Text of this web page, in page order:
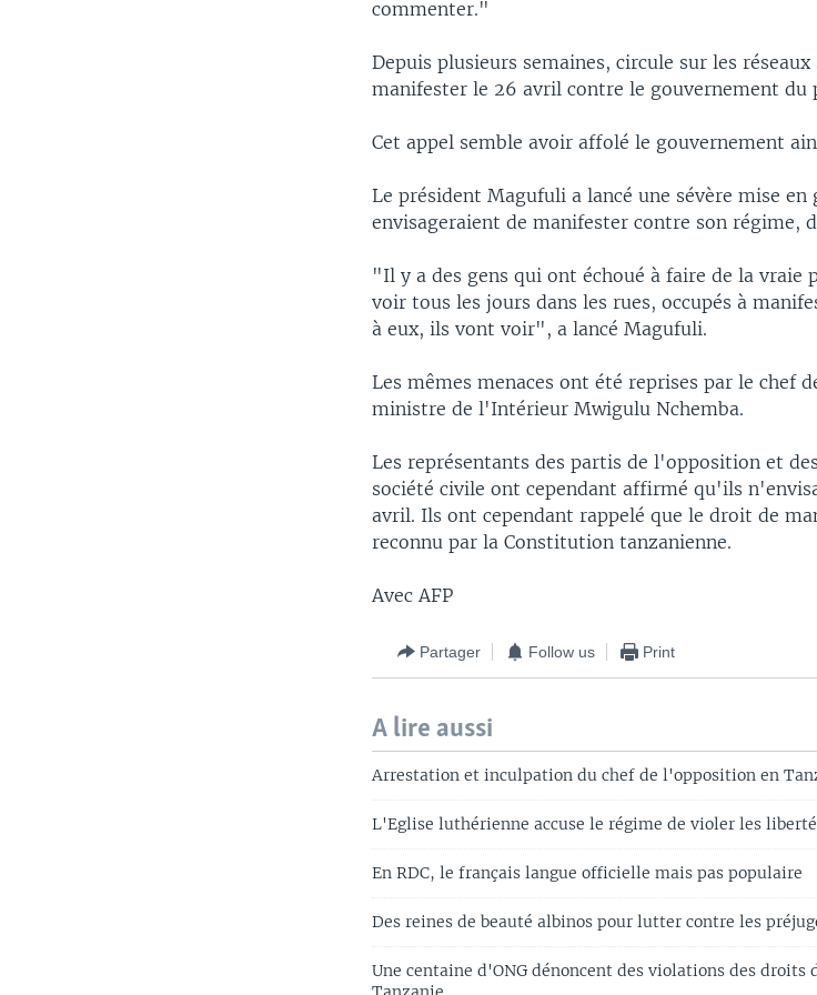
commenter."
Depuis plusieurs semaines, circule sur les
manifester le 26 avril contre le gouvernement du
Cet appel semble avoir affolé le gouvernement
Le président Magufuli a lancé une sévère mise
envisageraient de manifester contre son régime,
"Il y a des gens qui ont échoué à faire de la
voir tous les jours dans les rues, occupés à
à eux, ils vont voir", a lancé Magufuli.
Les mêmes menaces ont été reprises par le chef
ministre de l'Intérieur Mwigulu Nchemba.
Les représentants des partis de l'opposition et
société civile ont cependant affirmé qu'ils
avril. Ils ont cependant rappelé que le droit de
reconnu par la Constitution tanzanienne.
Avec AFP
Partager Follow us Print
A lire aussi
Arrestation et inculpation du chef de l'opposition en
L'Eglise luthérienne accuse le régime de violer les
En RDC, le français langue officielle mais pas populaire
Des reines de beauté albinos pour lutter contre les
Une centaine d'ONG dénoncent des violations des